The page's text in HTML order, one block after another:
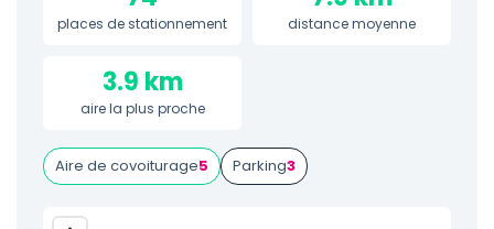
places de stationnement distance moyenne
3.9 km
aire la plus proche
Aire de covoiturage5 Parking3